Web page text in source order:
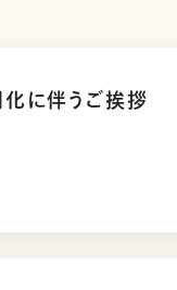
に伴うご挨拶